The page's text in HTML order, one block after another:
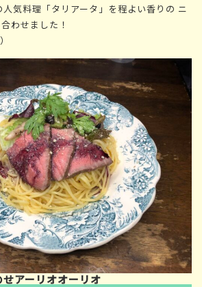
気料理「タリアータ」を程よい香りの ニ
わせました！
アーリオオーリオ